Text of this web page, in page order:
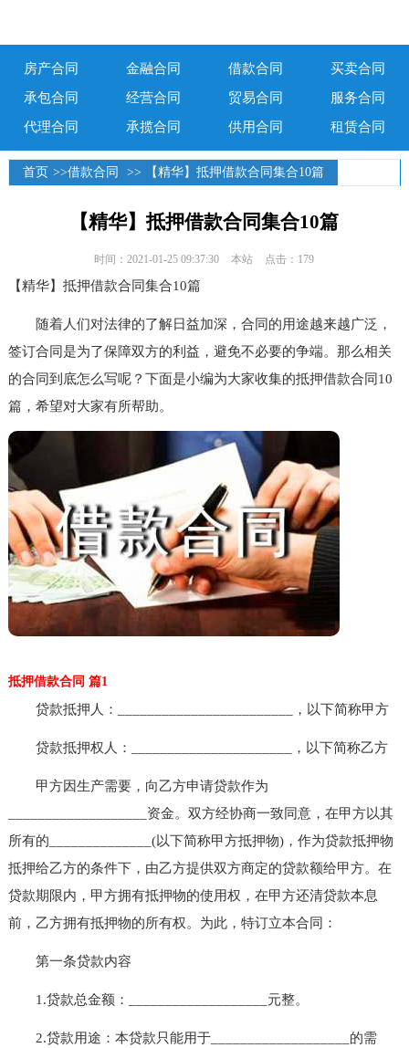
房产合同 金融合同 借款合同
买卖合同
承包合同
经营合同 贸易合同
服务合同
代理合同
承揽合同 供用合同 租赁合同
首页 >>借款合同 >> 【精华】抵押借款合同集合10篇
【精华】抵押借款合同集合10篇
时间：2021-01-25 09:37:30 本站 点击：179
【精华】抵押借款合同集合10篇
随着人们对法律的了解日益加深，合同的用途越来越广泛，
签订合同是为了保障双方的利益，避免不必要的争端。那么相关
的合同到底怎么写呢？下面是小编为大家收集的抵押借款合同10
篇，希望对大家有所帮助。
抵押借款合同 篇1
贷款抵押人：________________________，以下简称甲方
贷款抵押权人：______________________，以下简称乙方
甲方因生产需要，向乙方申请贷款作为
___________________资金。双方经协商一致同意，在甲方以其
所有的______________(以下简称甲方抵押物)，作为贷款抵押物
抵押给乙方的条件下，由乙方提供双方商定的贷款额给甲方。在
贷款期限内，甲方拥有抵押物的使用权，在甲方还清贷款本息
前，乙方拥有抵押物的所有权。为此，特订立本合同：
第一条贷款内容
1.贷款总金额：___________________元整。
2.贷款用途：本贷款只能用于___________________的需